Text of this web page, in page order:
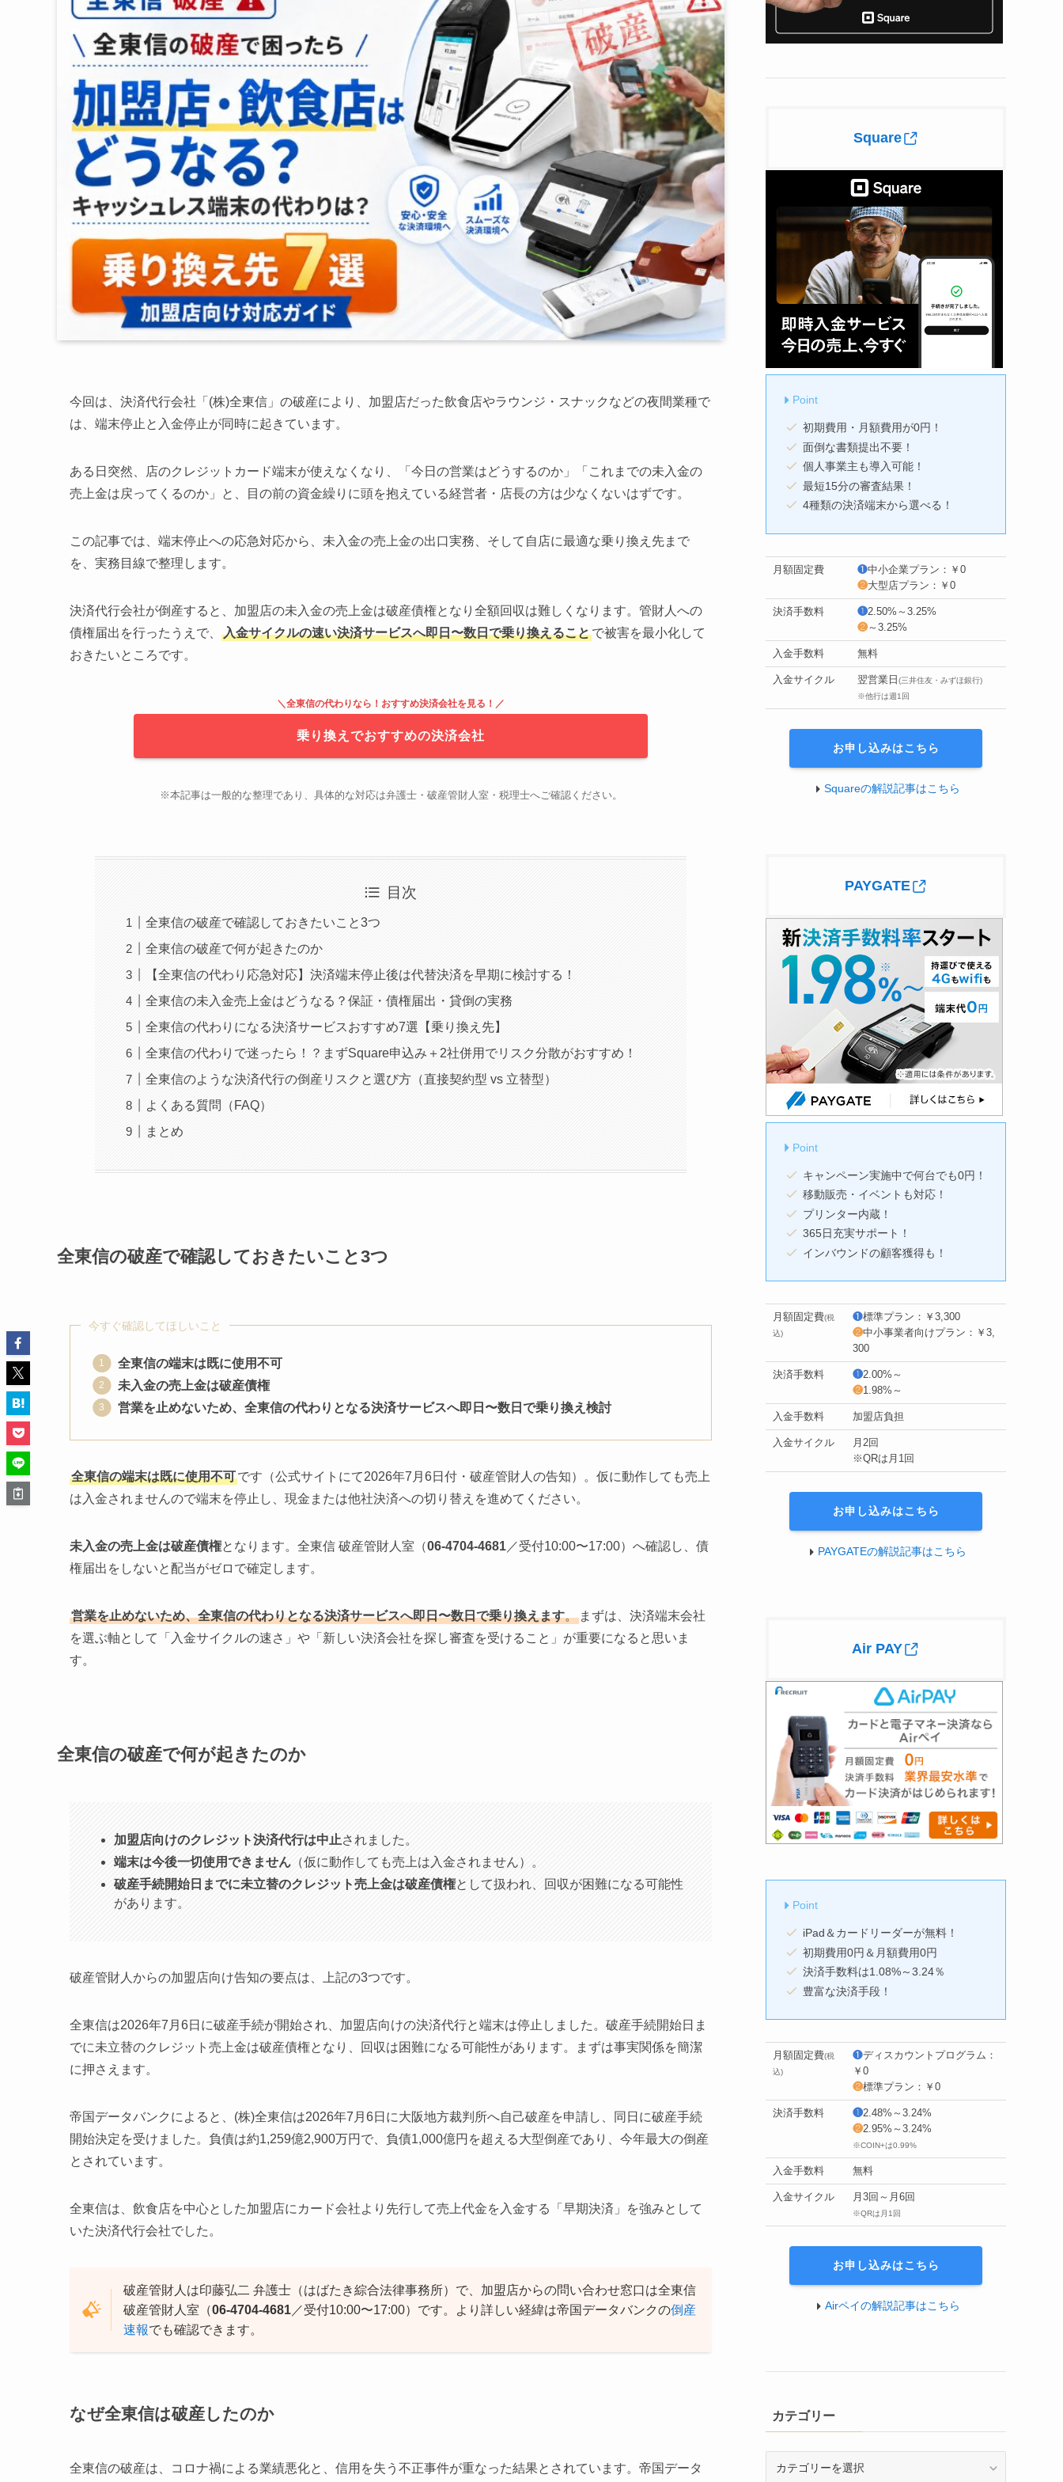
今回は、決済代行会社「(株)全東信」の破産により、加盟店だった飲食店やラウンジ・スナックなどの夜間業種で
は、端末停止と入金停止が同時に起きています。
ある日突然、店のクレジットカード端末が使えなくなり、「今日の営業はどうするのか」「これまでの未入金の
売上金は戻ってくるのか」と、目の前の資金繰りに頭を抱えている経営者・店長の方は少なくないはずです。
この記事では、端末停止への応急対応から、未入金の売上金の出口実務、そして自店に最適な乗り換え先まで
を、実務目線で整理します。
決済代行会社が倒産すると、加盟店の未入金の売上金は破産債権となり全額回収は難しくなります。管財人への
債権届出を行ったうえで、
入金サイクルの速い決済サービスへ即日〜数日で乗り換えることで被害を最小化して
おきたいところです。
＼全東信の代わりなら！おすすめ決済会社を見る！／
乗り換えでおすすめの決済会社
※本記事は一般的な整理であり、具体的な対応は弁護士・破産管財人室・税理士へご確認ください。
目次
全東信の破産で確認しておきたいこと3つ
全東信の破産で何が起きたのか
【全東信の代わり応急対応】決済端末停止後は代替決済を早期に検討する！
全東信の未入金売上金はどうなる？保証・債権届出・貸倒の実務
全東信の代わりになる決済サービスおすすめ7選【乗り換え先】
全東信の代わりで迷ったら！？まずSquare申込み＋2社併用でリスク分散がおすすめ！
全東信のような決済代行の倒産リスクと選び方（直接契約型 vs 立替型）
よくある質問（FAQ）
まとめ
全東信の破産で確認しておきたいこと3つ
今すぐ確認してほしいこと
全東信の端末は既に使用不可
未入金の売上金は破産債権
営業を止めないため、全東信の代わりとなる決済サービスへ即日〜数日で乗り換え検討
全東信の端末は既に使用不可です（公式サイトにて2026年7月6日付・破産管財人の告知）。仮に動作しても売上
は入金されませんので端末を停止し、現金または他社決済への切り替えを進めてください。
未入金の売上金は破産債権となります。全東信 破産管財人室（06-4704-4681 ／受付10:00〜17:00）へ確認し、債
権届出をしないと配当がゼロで確定します。
営業を止めないため、全東信の代わりとなる決済サービスへ即日〜数日で乗り換えます。 まずは、決済端末会社
を選ぶ軸として「入金サイクルの速さ」や「新しい決済会社を探し審査を受けること」が重要になると思いま
す。
全東信の破産で何が起きたのか
加盟店向けのクレジット決済代行は中止されました。
端末は今後一切使用できません （仮に動作しても売上は入金されません）。
破産手続開始日までに未立替のクレジット売上金は破産債権として扱われ、回収が困難になる可能性
があります。
破産管財人からの加盟店向け告知の要点は、上記の3つです。
全東信は2026年7月6日に破産手続が開始され、加盟店向けの決済代行と端末は停止しました。破産手続開始日ま
でに未立替のクレジット売上金は破産債権となり、回収は困難になる可能性があります。まずは事実関係を簡潔
に押さえます。
帝国データバンクによると、(株)全東信は2026年7月6日に大阪地方裁判所へ自己破産を申請し、同日に破産手続
開始決定を受けました。負債は約1,259億2,900万円で、負債1,000億円を超える大型倒産であり、今年最大の倒産
とされています。
全東信は、飲食店を中心とした加盟店にカード会社より先行して売上代金を入金する「早期決済」を強みとして
いた決済代行会社でした。
破産管財人は印藤弘二 弁護士（はばたき綜合法律事務所）で、加盟店からの問い合わせ窓口は全東信
破産管財人室（06-4704-4681 ／受付10:00〜17:00）です。より詳しい経緯は帝国データバンクの倒産
速報でも確認できます。
なぜ全東信は破産したのか
全東信の破産は、コロナ禍による業績悪化と、信用を失う不正事件が重なった結果とされています。帝国データ
Square
Point
初期費用・月額費用が0円！
面倒な書類提出不要！
個人事業主も導入可能！
最短15分の審査結果！
4種類の決済端末から選べる！
月額固定費 ❶中小企業プラン：￥0
❷大型店プラン：￥0
決済手数料 ❶2.50%～3.25%
❷～3.25%
入金手数料 無料
入金サイクル 翌営業日(三井住友・みずほ銀行)
※他行は週1回
お申し込みはこちら
Squareの解説記事はこちら
PAYGATE
Point
キャンペーン実施中で何台でも0円！
移動販売・イベントも対応！
プリンター内蔵！
365日充実サポート！
インバウンドの顧客獲得も！
月額固定費(税
込)
❶標準プラン：￥3,300
❷中小事業者向けプラン：￥3,
300
決済手数料 ❶2.00%～
❷1.98%～
入金手数料 加盟店負担
入金サイクル
月2回
※QRは月1回
お申し込みはこちら
PAYGATEの解説記事はこちら
Air PAY
Point
iPad＆カードリーダーが無料！
初期費用0円＆月額費用0円
決済手数料は1.08%～3.24％
豊富な決済手段！
月額固定費(税
込)
❶ディスカウントプログラム：
￥0
❷標準プラン：￥0
決済手数料 ❶2.48%～3.24%
❷2.95%～3.24%
※COIN+は0.99%
入金手数料 無料
入金サイクル 月3回～月6回
※QRは月1回
お申し込みはこちら
Airペイの解説記事はこちら
カテゴリー